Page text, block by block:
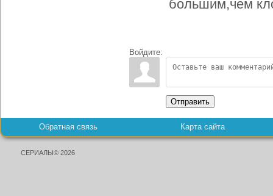
большим,чем
Войдите:
Отправить
Обратная связь Карта сайта
СЕРИАЛЫ© 2026